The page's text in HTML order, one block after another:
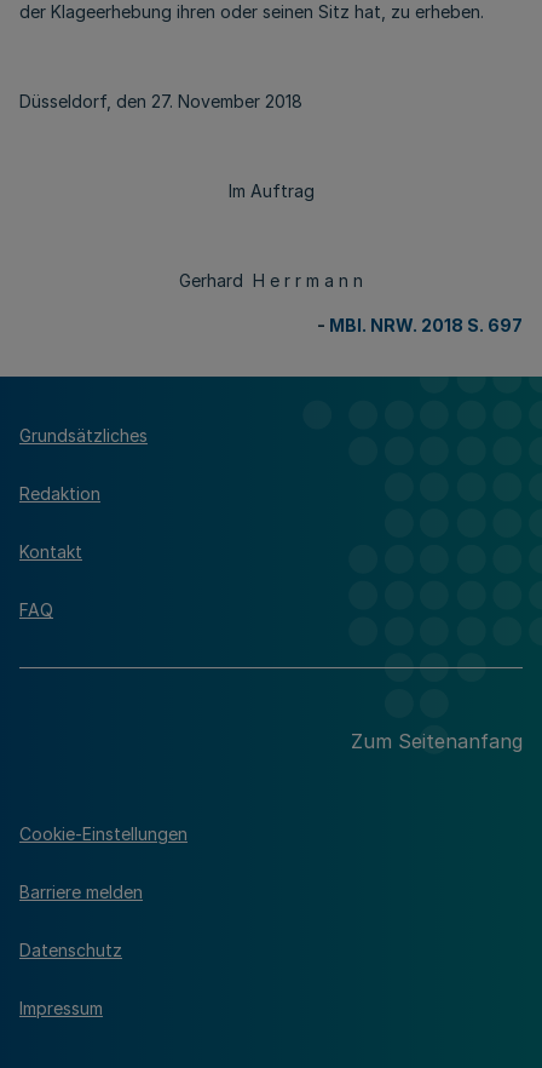
der Klageerhebung ihren oder seinen Sitz hat, zu erheben.
Düsseldorf, den 27. November 2018
Im Auftrag
Gerhard H e r r m a n n
- MBl. NRW. 2018 S. 697
Grundsätzliches
Redaktion
Kontakt
FAQ
Zum Seitenanfang
Cookie-Einstellungen
Barriere melden
Datenschutz
Impressum